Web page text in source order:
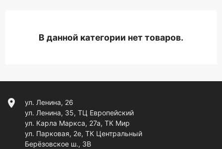
В данной категории нет товаров.
location_on
ул. Ленина, 26
ул. Ленина, 35, ТЦ Европейский
ул. Карла Маркса, 27а, ТК Мир
ул. Парковая, 2е, ТК Центральный
Берёзовское ш., 3В